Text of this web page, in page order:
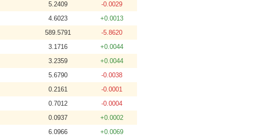
5.2409
-0.0029
4.6023
+0.0013
589.5791
-5.8620
3.1716
+0.0044
3.2359
+0.0044
5.6790
-0.0038
0.2161
-0.0001
0.7012
-0.0004
0.0937
+0.0002
6.0966
+0.0069